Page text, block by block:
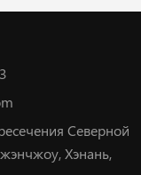
Северной
Хэнань,